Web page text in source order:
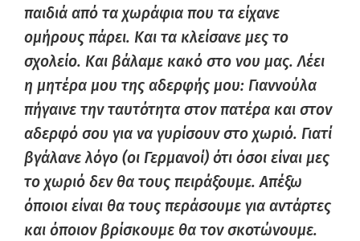
παιδιά από τα χωράφια που τα είχανε
ομήρους πάρει. Και τα κλείσανε μες το
σχολείο. Και βάλαμε κακό στο νου μας. Λέει
η μητέρα μου της αδερφής μου: Γιαννούλα
πήγαινε την ταυτότητα στον πατέρα και στον
αδερφό σου για να γυρίσουν στο χωριό. Γιατί
βγάλανε λόγο (οι Γερμανοί) ότι όσοι είναι μες
το χωριό δεν θα τους πειράξουμε. Απέξω
όποιοι είναι θα τους περάσουμε για αντάρτες
και όποιον βρίσκουμε θα τον σκοτώνουμε.